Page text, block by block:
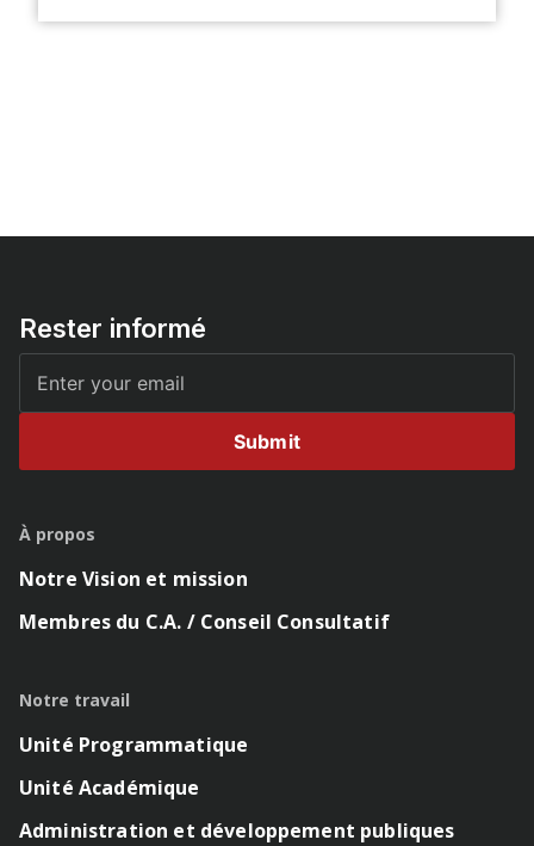
Rester informé
Submit
À propos
Notre Vision et mission
Membres du C.A. / Conseil Consultatif
Notre travail
Unité Programmatique
Unité Académique
Administration et développement publiques